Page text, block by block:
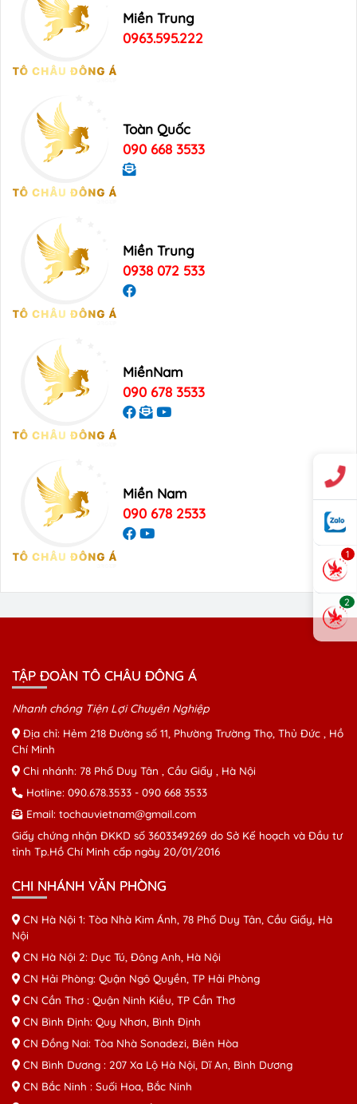
Miền Trung
0963.595.222
Toàn Quốc
090 668 3533
Miền Trung
0938 072 533
MiềnNam
090 678 3533
Miền Nam
090 678 2533
TẬP ĐOÀN TÔ CHÂU ĐÔNG Á
Nhanh chóng Tiện Lợi Chuyên Nghiệp
Địa chỉ: Hẻm 218 Đường số 11, Phường Trường Thọ, Thủ Đức , Hồ
Chí Minh
Chi nhánh: 78 Phố Duy Tân , Cầu Giấy , Hà Nội
Hotline: 090.678.3533 - 090 668 3533
Email: tochauvietnam@gmail.com
Giấy chứng nhận ĐKKD số 3603349269 do Sở Kế hoạch và Đầu tư
tỉnh Tp.Hồ Chí Minh cấp ngày 20/01/2016
1
2
CHI NHÁNH VĂN PHÒNG
CN Hà Nội 1: Tòa Nhà Kim Ánh, 78 Phố Duy Tân, Cầu Giấy, Hà
Nội
CN Hà Nội 2: Dục Tú, Đông Anh, Hà Nội
CN Hải Phòng: Quận Ngô Quyền, TP Hải Phòng
CN Cần Thơ : Quận Ninh Kiều, TP Cần Thơ
CN Bình Định: Quy Nhơn, Bình Định
CN Đồng Nai: Tòa Nhà Sonadezi, Biên Hòa
CN Bình Dương : 207 Xa Lộ Hà Nội, Dĩ An, Bình Dương
CN Bắc Ninh : Suối Hoa, Bắc Ninh